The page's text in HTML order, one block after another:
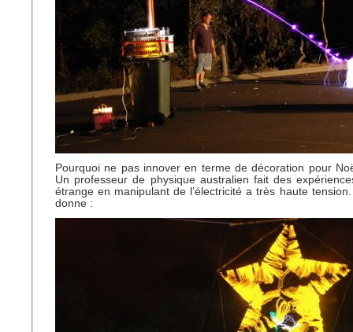
Pourquoi ne pas innover en terme de décoration pour
Un professeur de physique australien fait des
étrange en manipulant de l’électricité a très haute
donne :